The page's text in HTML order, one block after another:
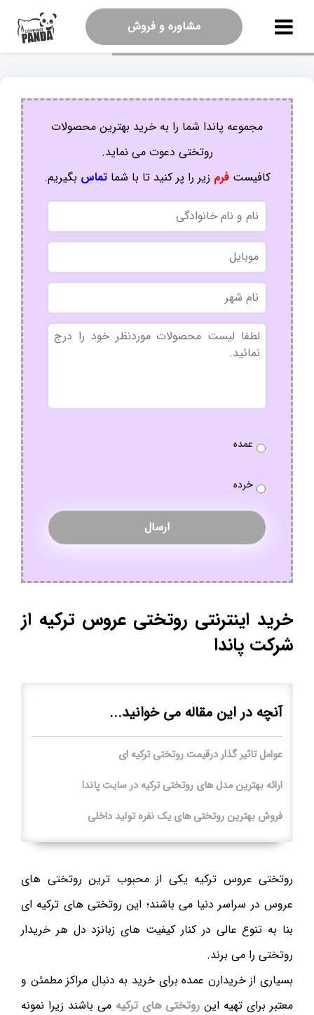
مشاوره و فروش
مجموعه پاندا شما را به خرید بهترین محصولات
روتختی دعوت می نماید.
کافیستفرم زیر را پر کنید تا با شماتماس بگیریم.
نام
و
نام
خانوادگی
موبایل
نام
شهر
بدون
عنوان
سفارش
عمده
خرده
خرید اینترنتی روتختی عروس ترکیه از
شرکت پاندا
آنچه در این مقاله می خوانید...
عوامل تاثیر گذار درقیمت روتختی ترکیه ای
ارائه بهترین مدل های روتختی ترکیه در سایت پاندا
فروش بهترین روتختی های یک نفره تولید داخلی
روتختی عروس ترکیه یکی از محبوب ترین روتختی های
عروس در سراسر دنیا می باشند؛ این روتختی های ترکیه ای
بنا به تنوع عالی در کنار کیفیت های زبانزد دل هر خریدار
روتختی را می برند.
بسیاری از خریدارن عمده برای خرید به دنبال مراکز مطمئن و
معتبر برای تهیه این روتختی های ترکیه می باشند زیرا نمونه